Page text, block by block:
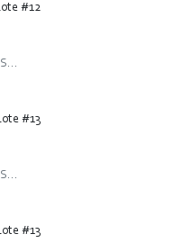
#12
#13
#13